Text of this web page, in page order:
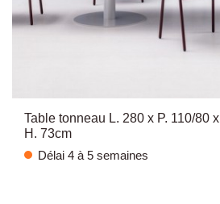
Table tonneau L. 280 x P. 110/80 x
H. 73cm
Délai 4 à 5 semaines